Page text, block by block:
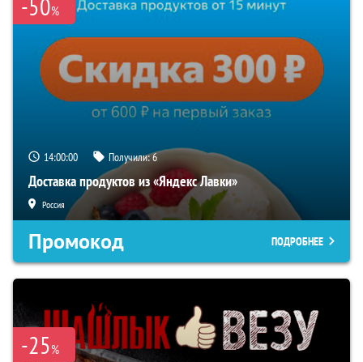
%
13:59:59 Получили:6
Доставка продуктов из «Яндекс Лавки»
Россия
Промокод ПОДРОБНЕЕ
-25%